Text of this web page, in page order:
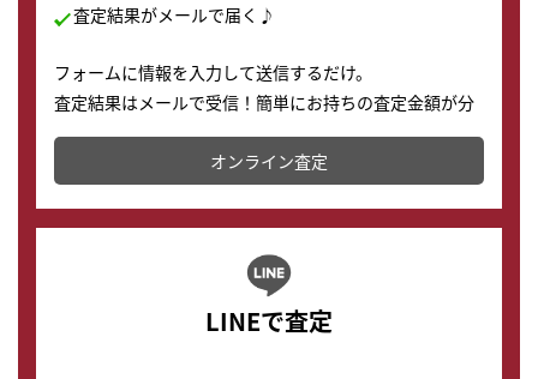
査定結果がメールで届く♪
フォームに情報を入力して送信するだけ。
査定結果はメールで受信！簡単にお持ちの査定金額が分
かります。
オンライン査定
LINEで査定